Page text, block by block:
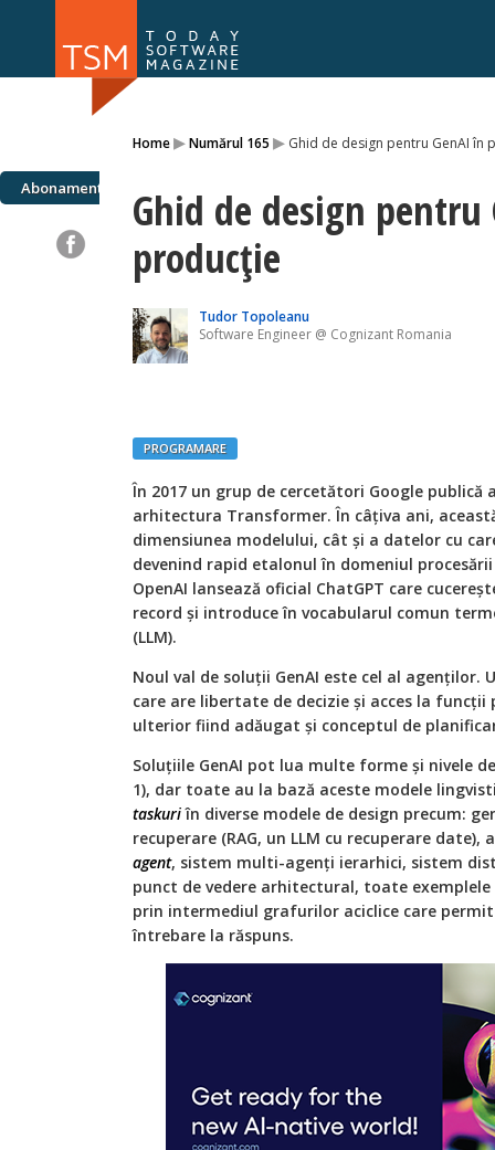
Home▸Numărul 165 ▸ Ghid de design pentru GenAI în
Abonamente
Ghid de design pentru
producție
Tudor Topoleanu
Software Engineer @ Cognizant Romania
PROGRAMARE
În 2017 un grup de cercetători Google publică
arhitectura Transformer. În câțiva ani,
dimensiunea modelului, cât și a datelor cu
devenind rapid etalonul în domeniul
OpenAI lansează oficial ChatGPT care
record și introduce în vocabularul comun
(LLM).
Noul val de soluții GenAI este cel al agenților.
care are libertate de decizie și acces la
ulterior fiind adăugat și conceptul de
Soluțiile GenAI pot lua multe forme și nivele
1), dar toate au la bază aceste modele
taskuriîn diverse modele de design precum:
recuperare (RAG, un LLM cu recuperare
agent, sistem multi-agenți ierarhici, sistem
punct de vedere arhitectural, toate
prin intermediul grafurilor aciclice care
întrebare la răspuns.